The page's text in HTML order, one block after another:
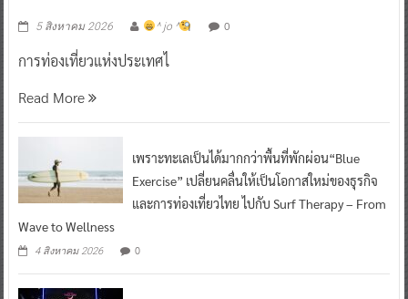
5 สิงหาคม 2026 ^ jo ^ 0
การท่องเที่ยวแห่งประเทศไ
Read More
เพราะทะเลเป็นได้มากกว่าพื้นที่พักผ่อน“Blue
Exercise” เปลี่ยนคลื่นให้เป็นโอกาสใหม่ของธุรกิจ
และการท่องเที่ยวไทย ไปกับ Surf Therapy – From
Wave to Wellness
4 สิงหาคม 2026 0